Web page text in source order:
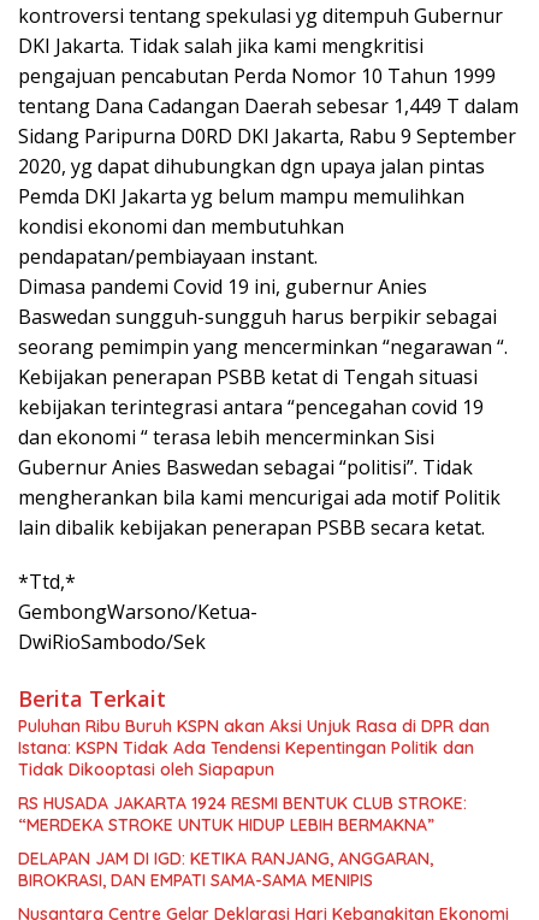
kontroversi tentang spekulasi yg ditempuh Gubernur
DKI Jakarta. Tidak salah jika kami mengkritisi
pengajuan pencabutan Perda Nomor 10 Tahun 1999
tentang Dana Cadangan Daerah sebesar 1,449 T dalam
Sidang Paripurna D0RD DKI Jakarta, Rabu 9 September
2020, yg dapat dihubungkan dgn upaya jalan pintas
Pemda DKI Jakarta yg belum mampu memulihkan
kondisi ekonomi dan membutuhkan
pendapatan/pembiayaan instant.
Dimasa pandemi Covid 19 ini, gubernur Anies
Baswedan sungguh-sungguh harus berpikir sebagai
seorang pemimpin yang mencerminkan “negarawan “.
Kebijakan penerapan PSBB ketat di Tengah situasi
kebijakan terintegrasi antara “pencegahan covid 19
dan ekonomi “ terasa lebih mencerminkan Sisi
Gubernur Anies Baswedan sebagai “politisi”. Tidak
mengherankan bila kami mencurigai ada motif Politik
lain dibalik kebijakan penerapan PSBB secara ketat.
*Ttd,*
GembongWarsono/Ketua-
DwiRioSambodo/Sek
Berita Terkait
Puluhan Ribu Buruh KSPN akan Aksi Unjuk Rasa di DPR dan
Istana: KSPN Tidak Ada Tendensi Kepentingan Politik dan
Tidak Dikooptasi oleh Siapapun
RS HUSADA JAKARTA 1924 RESMI BENTUK CLUB STROKE:
“MERDEKA STROKE UNTUK HIDUP LEBIH BERMAKNA”
DELAPAN JAM DI IGD: KETIKA RANJANG, ANGGARAN,
BIROKRASI, DAN EMPATI SAMA-SAMA MENIPIS
Nusantara Centre Gelar Deklarasi Hari Kebangkitan Ekonomi